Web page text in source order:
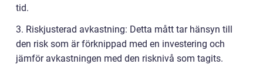
tid.
3. Riskjusterad avkastning: Detta mått tar hänsyn till
den risk som är förknippad med en investering och
jämför avkastningen med den risknivå som tagits.